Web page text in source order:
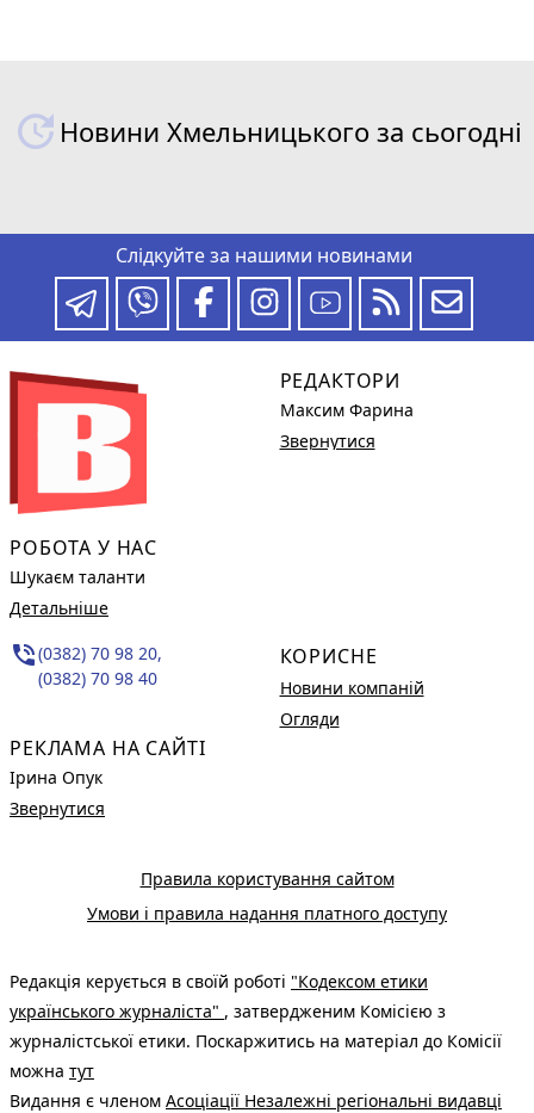
Новини Хмельницького за сьогодні
Слідкуйте за нашими новинами
РОБОТА У НАС
Шукаєм таланти
Детальніше
phone_in_talk(0382) 70 98 20,
(0382) 70 98 40
РЕКЛАМА НА САЙТІ
Ірина Опук
Звернутися
РЕДАКТОРИ
Максим Фарина
Звернутися
КОРИСНЕ
Новини компаній
Огляди
Правила користування сайтом
Умови і правила надання платного доступу
Редакція керується в своїй роботі "Кодексом етики
українського журналіста" , затвердженим Комісією з
журналістської етики. Поскаржитись на матеріал до Комісії
можна тут
Видання є членом Асоціації Незалежні регіональні видавці